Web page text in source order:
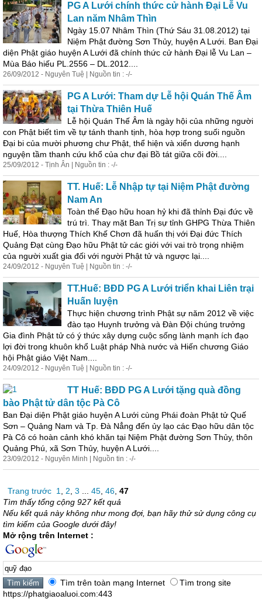
PG A Lưới chính thức cử hành Đại Lễ Vu
Lan năm Nhâm Thìn
Ngày 15.07 Nhâm Thìn (Thứ Sáu 31.08.2012) tại
Niệm Phật đường Sơn Thủy, huyện A Lưới. Ban Đại
diện Phật giáo huyện A Lưới đã chính thức cử hành Đại lễ Vu Lan –
Mùa Báo hiếu PL.2556 – DL.2012....
26/09/2012 - Nguyên Tuệ | Nguồn tin : -/-
PG A Lưới: Tham dự Lễ hội Quán Thế Âm
tại Thừa Thiên Huế
Lễ hội Quán Thế Âm là ngày hội của những người
con Phật biết tìm về tự tánh thanh tịnh, hòa hợp trong suối nguồn
Đại bi của mười phương chư Phật, thể hiện và xiển dương hạnh
nguyện tầm thanh cứu khổ của chư đại Bồ tát giữa cõi đời....
25/09/2012 - Tịnh Ân | Nguồn tin : -/-
TT. Huế: Lễ Nhập tự tại Niệm Phật đường
Nam An
Toàn thể Đạo hữu hoan hỷ khi đã thỉnh Đại đức về
trú trì. Thay mặt Ban Trị sự tỉnh GHPG Thừa Thiên
Huế, Hòa thượng Thích Khế Chơn đã huấn thị với Đại đức Thích
Quảng Đạt cùng Đạo hữu Phật tử các giới với vai trò trọng nhiệm
của người xuất gia đối với người Phật tử và ngược lại....
24/09/2012 - Nguyên Tuệ | Nguồn tin : -/-
TT.Huế: BĐD PG A Lưới triển khai Liên trại
Huấn luyện
Thực hiện chương trình Phật sự năm 2012 về việc
đào tạo Huynh trưởng và Đàn Đội chúng trưởng
Gia đình Phật tử có ý thức xây dựng cuộc sống lành mạnh ích đạo
lợi đời trong khuôn khổ Luật pháp Nhà nước và Hiến chương Giáo
hội Phật giáo Việt Nam....
24/09/2012 - Nguyên Tuệ | Nguồn tin : -/-
TT Huế: BĐD PG A Lưới tặng quà đồng
bào Phật tử dân tộc Pà Cô
Ban Đại diện Phật giáo huyện A Lưới cùng Phái đoàn Phật tử Quế
Sơn – Quảng Nam và Tp. Đà Nẳng đến ủy lạo các Đạo hữu dân tộc
Pà Cô có hoàn cảnh khó khăn tại Niệm Phật đường Sơn Thủy, thôn
Quảng Phú, xã Sơn Thủy, huyện A Lưới....
23/09/2012 - Nguyên Minh | Nguồn tin : -/-
Trang trước 1 2 3 45 46 47
Tìm thấy tổng cộng 927 kết quả
Nếu kết quả này không như mong đợi, bạn hãy thử sử dụng công cụ
tìm kiếm của Google dưới đây!
Mở rộng trên Internet :
Tìm trên toàn mạng Internet
Tìm trong site
https://phatgiaoaluoi.com:443